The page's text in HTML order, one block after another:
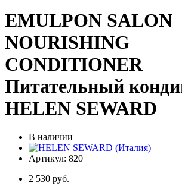
EMULPON SALON
NOURISHING
CONDITIONER
Питательный
HELEN SEWARD
В наличии
Артикул: 820
2 530 руб.